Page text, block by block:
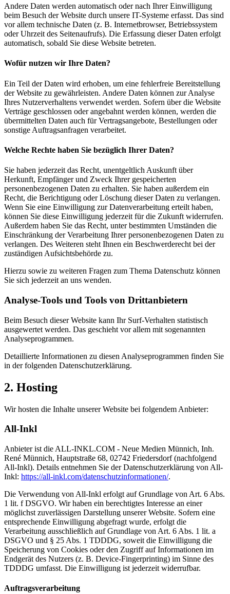
Andere Daten werden automatisch oder nach Ihrer Einwilligung
beim Besuch der Website durch unsere IT-Systeme erfasst. Das sind
vor allem technische Daten (z. B. Internetbrowser, Betriebssystem
oder Uhrzeit des Seitenaufrufs). Die Erfassung dieser Daten erfolgt
automatisch, sobald Sie diese Website betreten.
Wofür nutzen wir Ihre Daten?
Ein Teil der Daten wird erhoben, um eine fehlerfreie Bereitstellung
der Website zu gewährleisten. Andere Daten können zur Analyse
Ihres Nutzerverhaltens verwendet werden. Sofern über die Website
Verträge geschlossen oder angebahnt werden können, werden die
übermittelten Daten auch für Vertragsangebote, Bestellungen oder
sonstige Auftragsanfragen verarbeitet.
Welche Rechte haben Sie bezüglich Ihrer Daten?
Sie haben jederzeit das Recht, unentgeltlich Auskunft über
Herkunft, Empfänger und Zweck Ihrer gespeicherten
personenbezogenen Daten zu erhalten. Sie haben außerdem ein
Recht, die Berichtigung oder Löschung dieser Daten zu verlangen.
Wenn Sie eine Einwilligung zur Datenverarbeitung erteilt haben,
können Sie diese Einwilligung jederzeit für die Zukunft widerrufen.
Außerdem haben Sie das Recht, unter bestimmten Umständen die
Einschränkung der Verarbeitung Ihrer personenbezogenen Daten zu
verlangen. Des Weiteren steht Ihnen ein Beschwerderecht bei der
zuständigen Aufsichtsbehörde zu.
Hierzu sowie zu weiteren Fragen zum Thema Datenschutz können
Sie sich jederzeit an uns wenden.
Analyse-Tools und Tools von Dritt­anbietern
Beim Besuch dieser Website kann Ihr Surf-Verhalten statistisch
ausgewertet werden. Das geschieht vor allem mit sogenannten
Analyseprogrammen.
Detaillierte Informationen zu diesen Analyseprogrammen finden Sie
in der folgenden Datenschutzerklärung.
2. Hosting
Wir hosten die Inhalte unserer Website bei folgendem Anbieter:
All-Inkl
Anbieter ist die ALL-INKL.COM - Neue Medien Münnich, Inh.
René Münnich, Hauptstraße 68, 02742 Friedersdorf (nachfolgend
All-Inkl). Details entnehmen Sie der Datenschutzerklärung von All-
Inkl: https://all-inkl.com/datenschutzinformationen/.
Die Verwendung von All-Inkl erfolgt auf Grundlage von Art. 6 Abs.
1 lit. f DSGVO. Wir haben ein berechtigtes Interesse an einer
möglichst zuverlässigen Darstellung unserer Website. Sofern eine
entsprechende Einwilligung abgefragt wurde, erfolgt die
Verarbeitung ausschließlich auf Grundlage von Art. 6 Abs. 1 lit. a
DSGVO und § 25 Abs. 1 TDDDG, soweit die Einwilligung die
Speicherung von Cookies oder den Zugriff auf Informationen im
Endgerät des Nutzers (z. B. Device-Fingerprinting) im Sinne des
TDDDG umfasst. Die Einwilligung ist jederzeit widerrufbar.
Auftragsverarbeitung